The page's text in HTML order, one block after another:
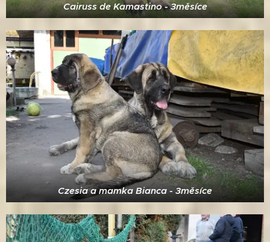
Cairuss de Kamastino - 3měsíce
Czesia a mamka Bianca - 3měsíce